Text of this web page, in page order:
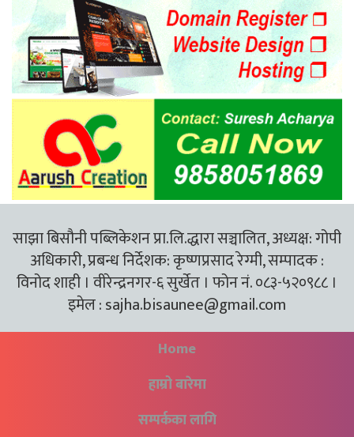
साझा बिसौनी पब्लिकेशन प्रा.लि.द्धारा सञ्चालित, अध्यक्ष: गोपी
अधिकारी, प्रबन्ध निर्देशक: कृष्णप्रसाद रेग्मी, सम्पादक :
विनोद शाही । वीरेन्द्रनगर-६ सुर्खेत । फोन नं. ०८३-५२०९८८ ।
इमेल :sajha.bisaunee@gmail.com
Home
हाम्रो बारेमा
सम्पर्कका लागि